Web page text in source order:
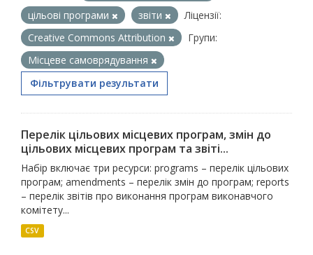
цільові програми
звіти
Ліцензії:
Creative Commons Attribution
Групи:
Місцеве самоврядування
Фільтрувати результати
Перелік цільових місцевих програм, змін до
цільових місцевих програм та звіті...
Набір включає три ресурси: programs – перелік цільових
програм; amendments – перелік змін до програм; reports
– перелік звітів про виконання програм виконавчого
комітету...
CSV